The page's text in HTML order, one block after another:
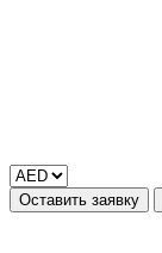
Оставить заявку